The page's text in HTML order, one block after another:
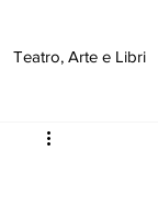
Teatro, Arte e Libri